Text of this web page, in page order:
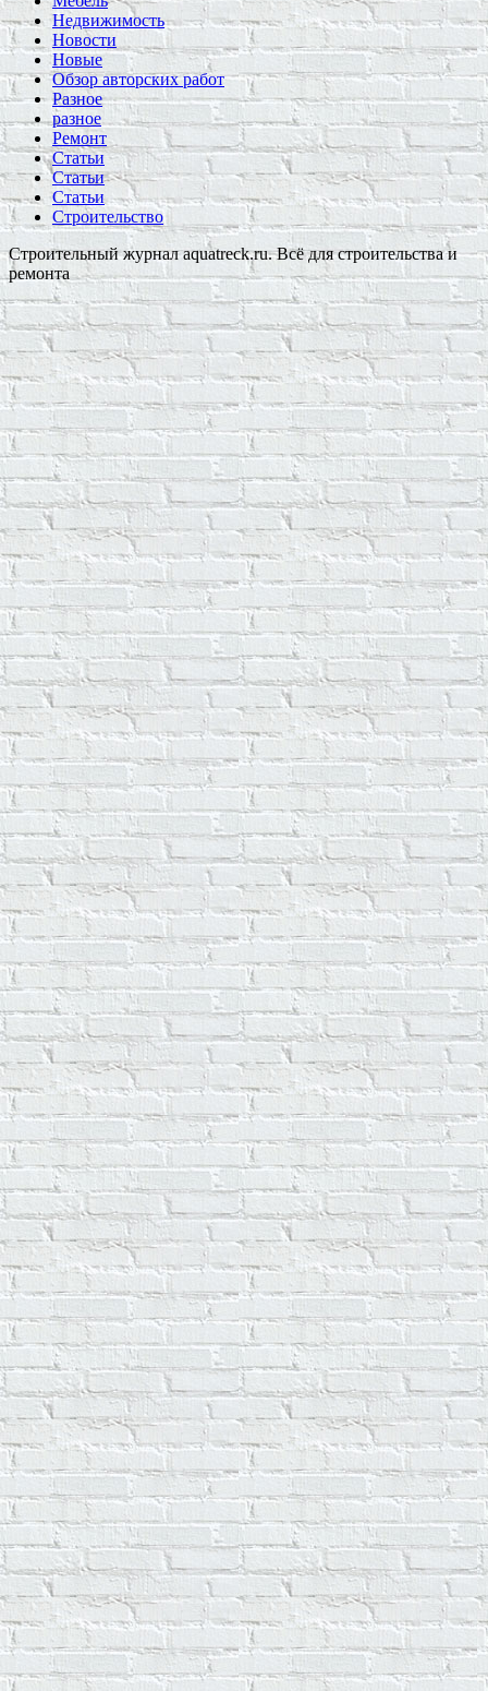
Недвижимость
Новости
Новые
Обзор авторских работ
Разное
разное
Ремонт
Статьи
Статьи
Статьи
Строительство
Строительный журнал aquatreck.ru. Всё для строительства и
ремонта